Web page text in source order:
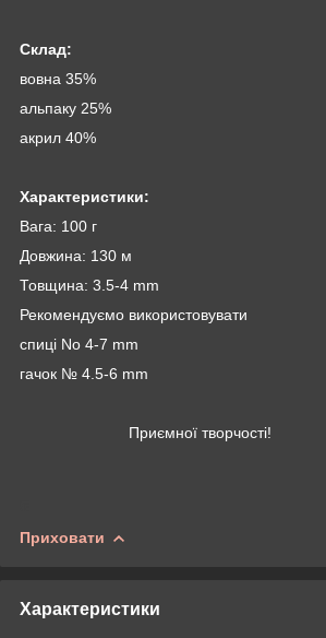
Склад:
вовна 35%
альпаку 25%
акрил 40%
Характеристики:
Вага: 100 г
Довжина: 130 м
Товщина: 3.5-4 mm
Рекомендуємо використовувати
спиці No 4-7 mm
гачок № 4.5-6 mm
Приємної творчості!
Приховати
Характеристики